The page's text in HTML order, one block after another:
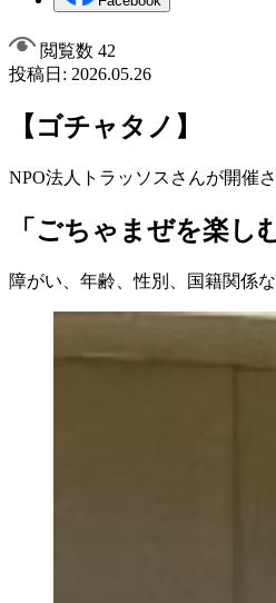
閲覧数 42
投稿日: 2026.05.26
【ゴチャタノ】
NPO法人トラッソスさんが開催
「ごちゃまぜを楽し
障がい、年齢、性別、国籍関係